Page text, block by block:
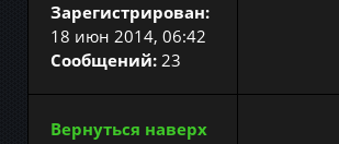
Зарегистрирован:
18 июн 2014, 06:42
Сообщений: 23
Вернуться наверх